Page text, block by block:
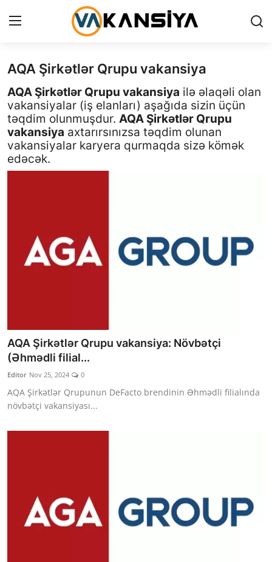
Login Register
Ana səhifə
Vakansiyalar
Maliyyə
AZ
AQA Şirkətlər Qrupu vakansiya
AQA Şirkətlər Qrupu vakansiya ilə əlaqəli olan
vakansiyalar (iş elanları) aşağıda sizin üçün
təqdim olunmuşdur. AQA Şirkətlər Qrupu
vakansiya axtarırsınızsa təqdim olunan
vakansiyalar karyera qurmaqda sizə kömək
edəcək.
AQA Şirkətlər Qrupu vakansiya: Növbətçi
(Əhmədli filial...
Editor Nov 25, 2024 0
AQA Şirkətlər Qrupunun DeFacto brendinin Əhmədli filialında
növbətçi vakansiyası...